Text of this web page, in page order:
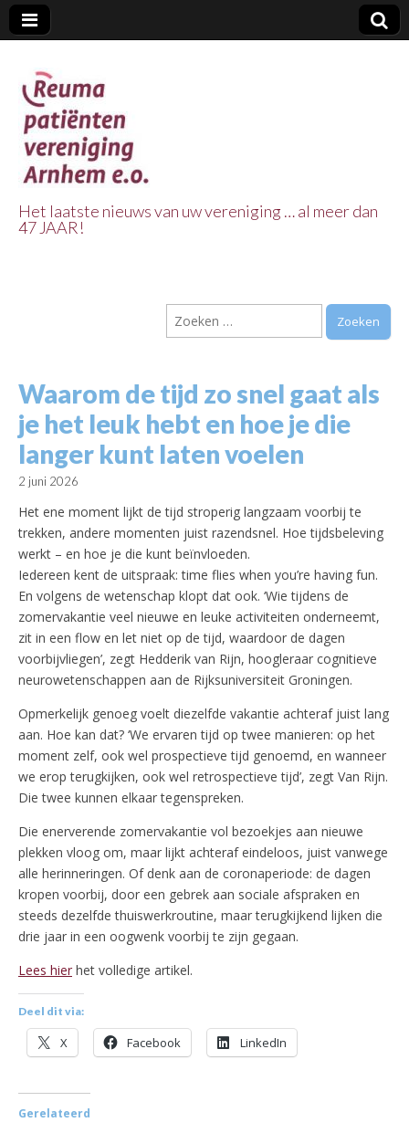
Vereniging
Arnhem e.o.
Het laatste nieuws van uw vereniging … al meer dan
47 JAAR!
Zoeken
naar:
Waarom de tijd zo snel gaat als
je het leuk hebt en hoe je die
langer kunt laten voelen
2 juni 2026
Het ene moment lijkt de tijd stroperig langzaam voorbij te
trekken, andere momenten juist razendsnel. Hoe tijdsbeleving
werkt – en hoe je die kunt beïnvloeden.
Iedereen kent de uitspraak: time flies when you’re having fun.
En volgens de wetenschap klopt dat ook. ‘Wie tijdens de
zomervakantie veel nieuwe en leuke activiteiten onderneemt,
zit in een flow en let niet op de tijd, waardoor de dagen
voorbijvliegen’, zegt Hedderik van Rijn, hoogleraar cognitieve
neurowetenschappen aan de Rijksuniversiteit Groningen.
Opmerkelijk genoeg voelt diezelfde vakantie achteraf juist lang
aan. Hoe kan dat? ‘We ervaren tijd op twee manieren: op het
moment zelf, ook wel prospectieve tijd genoemd, en wanneer
we erop terugkijken, ook wel retrospectieve tijd’, zegt Van Rijn.
Die twee kunnen elkaar tegenspreken.
Die enerverende zomervakantie vol bezoekjes aan nieuwe
plekken vloog om, maar lijkt achteraf eindeloos, juist vanwege
alle herinneringen. Of denk aan de coronaperiode: de dagen
kropen voorbij, door een gebrek aan sociale afspraken en
steeds dezelfde thuiswerkroutine, maar terugkijkend lijken die
drie jaar in een oogwenk voorbij te zijn gegaan.
Lees hier het volledige artikel.
Deel dit via:
X Facebook LinkedIn
Gerelateerd